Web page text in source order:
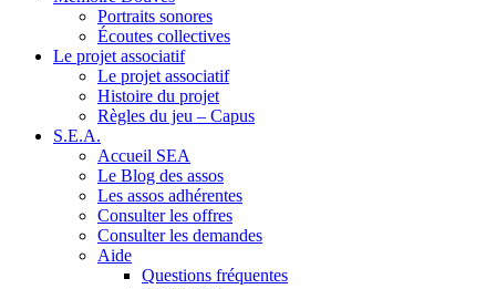
Portraits sonores
Écoutes collectives
Le projet associatif
Le projet associatif
Histoire du projet
Règles du jeu – Capus
S.E.A.
Accueil SEA
Le Blog des assos
Les assos adhérentes
Consulter les offres
Consulter les demandes
Aide
Questions fréquentes